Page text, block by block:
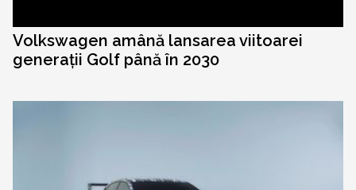
Volkswagen amână lansarea viitoarei
generații Golf până în 2030